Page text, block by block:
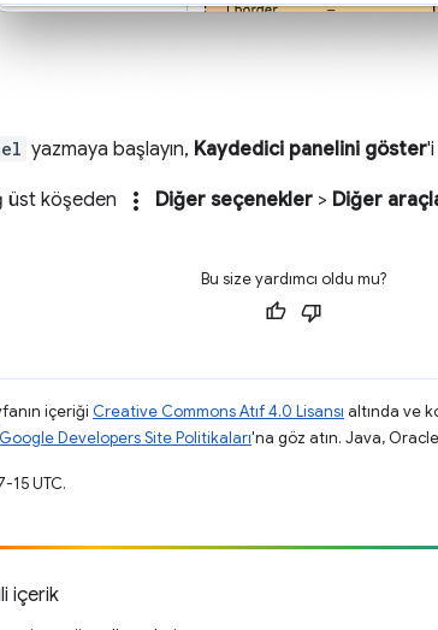
yazmaya başlayın, Kaydedici panelini göster
üst köşeden more_vert Diğer seçenekler > Diğer
Bu size yardımcı oldu mu?
içeriği Creative Commons Atıf 4.0 Lisansı altında ve
Google Developers Site Politikaları'na göz atın. Java,
UTC.
içerik